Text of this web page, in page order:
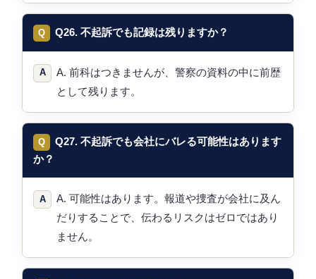
Q26. 不起訴でも記録は残りますか？
A. 前科はつきませんが、警察の資料の中に前歴
として残ります。
Q27. 不起訴でも会社にバレる可能性はあります
か？
A. 可能性はあります。報道や捜査が会社に及ん
だりすることで、伝わるリスクはゼロではあり
ません。